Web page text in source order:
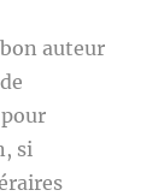
auteur
si